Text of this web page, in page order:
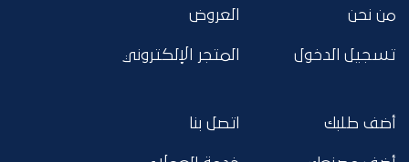
من نحن
تسجيل الدخول
العروض
المتجر الإلكتروني
أضف طلبك اتصل بنا